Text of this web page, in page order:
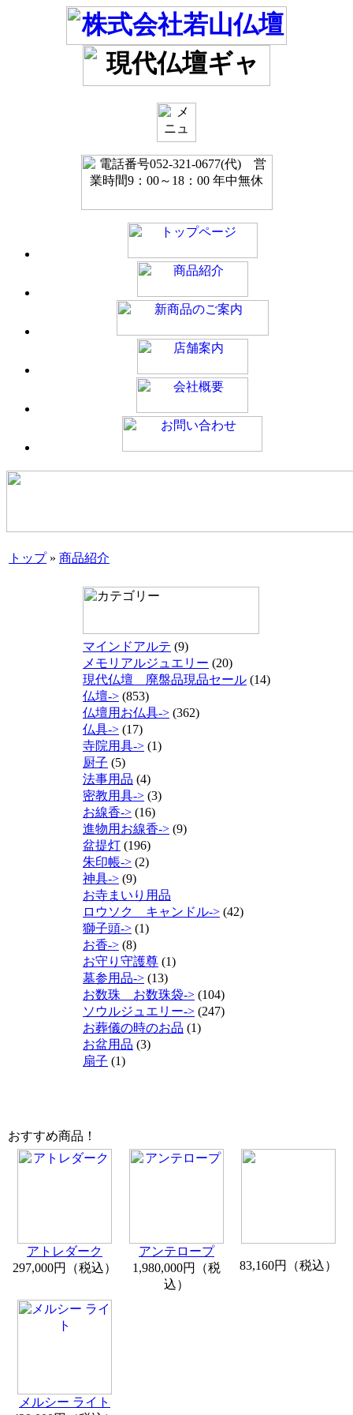
トップ» 商品紹介
マインドアルテ (9)
メモリアルジュエリー (20)
現代仏壇 廃盤品現品セール (14)
仏壇-> (853)
仏壇用お仏具-> (362)
仏具-> (17)
寺院用具-> (1)
厨子 (5)
法事用品 (4)
密教用具-> (3)
お線香-> (16)
進物用お線香-> (9)
盆提灯 (196)
朱印帳-> (2)
神具-> (9)
お寺まいり用品
ロウソク キャンドル-> (42)
獅子頭-> (1)
お香-> (8)
お守り守護尊 (1)
墓参用品-> (13)
お数珠 お数珠袋-> (104)
ソウルジュエリー-> (247)
お葬儀の時のお品 (1)
お盆用品 (3)
扇子 (1)
おすすめ商品！
アトレダーク
297,000円（税込）
アンテロープ
1,980,000円（税
込）
83,160円（税込）
メルシー ライト